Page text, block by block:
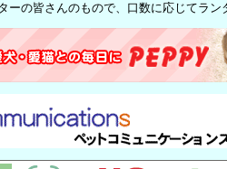
ーの皆さんのもので、口数に応じてラ